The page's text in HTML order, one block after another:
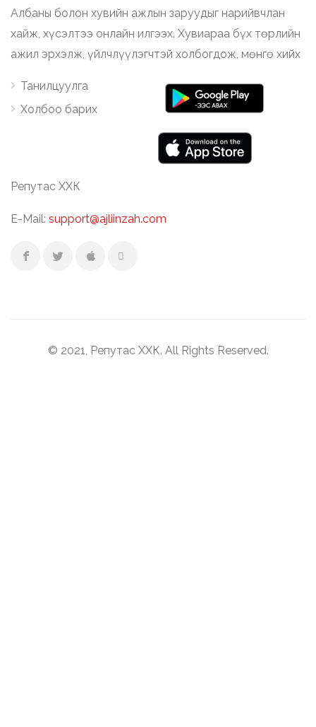
Албаны болон хувийн ажлын заруудыг нарийвчлан
хайж, хүсэлтээ онлайн илгээх. Хувиараа бүх төрлийн
ажил эрхэлж, үйлчлүүлэгчтэй холбогдож, мөнгө хийх
Танилцуулга
Холбоо барих
Репутас ХХК
E-Mail: support@ajliinzah.com
© 2021, Репутас ХХК. All Rights Reserved.